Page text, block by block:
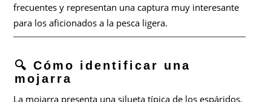
frecuentes y representan una captura muy interesante
para los aficionados a la pesca ligera.
🔍 Cómo identificar una
mojarra
La mojarra presenta una silueta típica de los espáridos,